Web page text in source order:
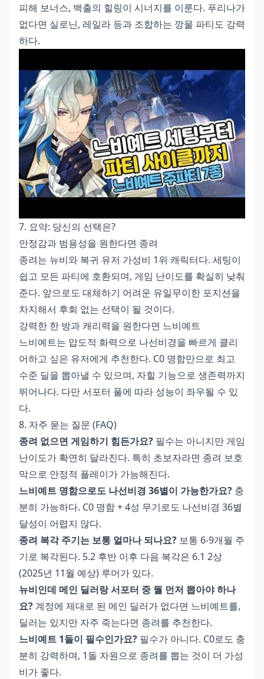
피해 보너스, 백출의 힐링이 시너지를 이룬다. 푸리나가
없다면 실로닌, 레일라 등과 조합하는 깡물 파티도 강력
하다.
7. 요약: 당신의 선택은?
안정감과 범용성을 원한다면 종려
종려는 뉴비와 복귀 유저 가성비 1위 캐릭터다. 세팅이
쉽고 모든 파티에 호환되며, 게임 난이도를 확실히 낮춰
준다. 앞으로도 대체하기 어려운 유일무이한 포지션을
차지해서 후회 없는 선택이 될 것이다.
강력한 한 방과 캐리력을 원한다면 느비예트
느비예트는 압도적 화력으로 나선비경을 빠르게 클리
어하고 싶은 유저에게 추천한다. C0 명함만으로 최고
수준 딜을 뽑아낼 수 있으며, 자힐 기능으로 생존력까지
뛰어나다. 다만 서포터 풀에 따라 성능이 좌우될 수 있
다.
8. 자주 묻는 질문 (FAQ)
종려 없으면 게임하기 힘든가요? 필수는 아니지만 게임
난이도가 확연히 달라진다. 특히 초보자라면 종려 보호
막으로 안정적 플레이가 가능해진다.
느비예트 명함으로도 나선비경 36별이 가능한가요? 충
분히 가능하다. C0 명함 + 4성 무기로도 나선비경 36별
달성이 어렵지 않다.
종려 복각 주기는 보통 얼마나 되나요? 보통 6-9개월 주
기로 복각된다. 5.2 후반 이후 다음 복각은 6.1 2상
(2025년 11월 예상) 루머가 있다.
뉴비인데 메인 딜러랑 서포터 중 뭘 먼저 뽑아야 하나
요? 계정에 제대로 된 메인 딜러가 없다면 느비예트를,
딜러는 있지만 자주 죽는다면 종려를 추천한다.
느비예트 1돌이 필수인가요? 필수가 아니다. C0로도 충
분히 강력하며, 1돌 자원으로 종려를 뽑는 것이 더 가성
비가 좋다.